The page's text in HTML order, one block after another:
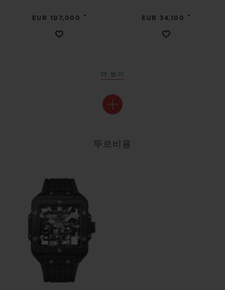
EUR 107,000 • EUR 34,100 •
더 보기
뚜르비용